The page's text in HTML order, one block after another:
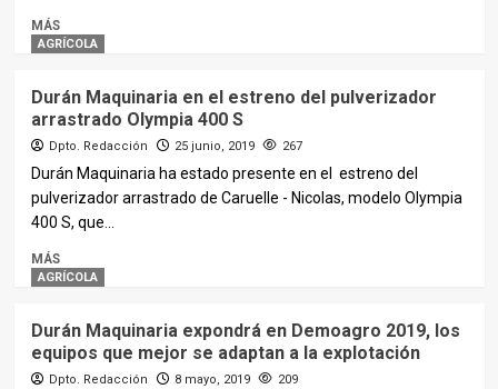
MÁS
AGRÍCOLA
Durán Maquinaria en el estreno del pulverizador
arrastrado Olympia 400 S
Dpto. Redacción 25 junio, 2019 267
Durán Maquinaria ha estado presente en el estreno del
pulverizador arrastrado de Caruelle - Nicolas, modelo Olympia
400 S, que...
MÁS
AGRÍCOLA
Durán Maquinaria expondrá en Demoagro 2019, los
equipos que mejor se adaptan a la explotación
Dpto. Redacción 8 mayo, 2019 209